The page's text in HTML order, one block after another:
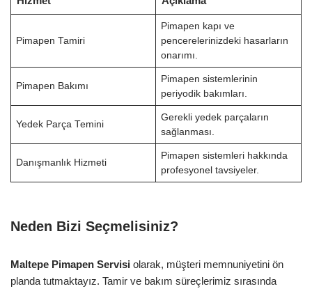
Pimapen Tamiri
Pimapen kapı ve
pencerelerinizdeki hasarların
onarımı.
Pimapen Bakımı
Pimapen sistemlerinin
periyodik bakımları.
Yedek Parça Temini
Gerekli yedek parçaların
sağlanması.
Danışmanlık Hizmeti
Pimapen sistemleri hakkında
profesyonel tavsiyeler.
Neden Bizi Seçmelisiniz?
Maltepe Pimapen Servisi olarak, müşteri memnuniyetini ön
planda tutmaktayız. Tamir ve bakım süreçlerimiz sırasında